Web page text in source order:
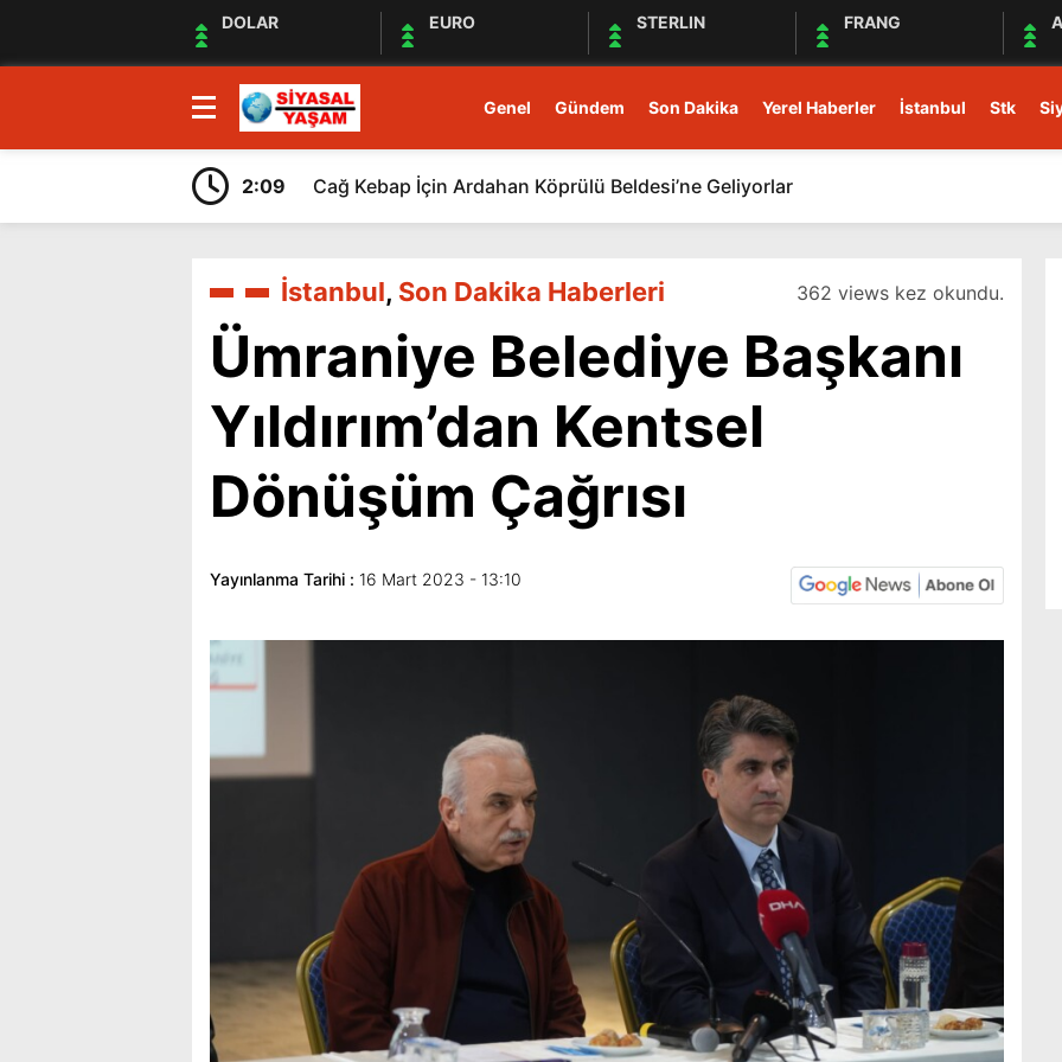
DOLAR EURO STERLIN FRANG
Genel Gündem Son Dakika Yerel Haberler İstanbul Stk
2:09 Cağ Kebap İçin Ardahan Köprülü Beldesi’ne Geliyorlar
İstanbul, Son Dakika Haberleri 362 views kez okundu.
Ümraniye Belediye Başkanı
Yıldırım’dan Kentsel
Dönüşüm Çağrısı
Yayınlanma Tarihi : 16 Mart 2023 - 13:10